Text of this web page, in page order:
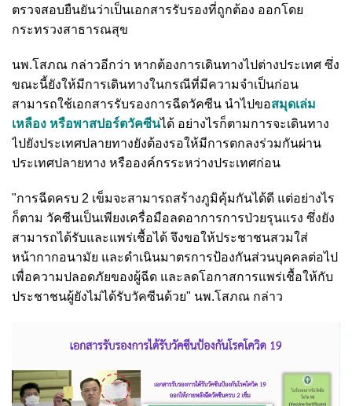
ตรวจสอบยืนยันว่าเป็นเอกสารรับรองที่ถูกต้อง ออกโดย
กระทรวงสาธารณสุข
นพ.โสภณ กล่าวอีกว่า หากต้องการเดินทางไปต่างประเทศ ซึ่ง
ขณะนี้ยังให้มีการเดินทางในกรณีที่มีความจำเป็นก่อน
สามารถใช้เอกสารรับรองการฉีดวัคซีน นำไปขอสมุดเล่ม
เหลือง หรือพาสปอร์ตวัคซีนได้ อย่างไรก็ตามการจะเดินทาง
ไปยังประเทศปลายทางยังต้องรอให้มีการตกลงร่วมกันผ่าน
ประเทศปลายทาง หรือองค์กรระหว่างประเทศก่อน
"การฉีดครบ 2 เข็มจะสามารถสร้างภูมิคุ้มกันได้ดี แต่อย่างไร
ก็ตาม วัคซีนเป็นเพียงเครื่อมือลดอาการการป่วยรุนแรง ซึ่งยัง
สามารถได้รับและแพร่เชื้อได้ จึงขอให้ประชาชนสวมใส่
หน้ากากอนามัย และดำเนินมาตรการป้องกันส่วนบุคคลต่อไป
เพื่อความปลอดภัยของผู้ฉีด และลดโอกาสการแพร่เชื้อให้กับ
ประชาชนผู้ยังไม่ได้รับวัคซีนด้วย" นพ.โสภณ กล่าว